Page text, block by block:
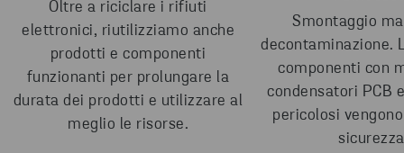
Oltre a riciclare i rifiuti
elettronici, riutilizziamo anche
prodotti e componenti
funzionanti per prolungare la
durata dei prodotti e utilizzare al
meglio le risorse.
Smontaggio
decontaminazione.
componenti con
condensatori PCB
pericolosi